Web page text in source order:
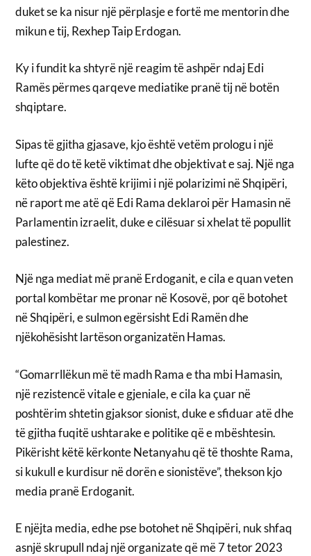
duket se ka nisur një përplasje e fortë me mentorin dhe
mikun e tij, Rexhep Taip Erdogan.
Ky i fundit ka shtyrë një reagim të ashpër ndaj Edi
Ramës përmes qarqeve mediatike pranë tij në botën
shqiptare.
Sipas të gjitha gjasave, kjo është vetëm prologu i një
lufte që do të ketë viktimat dhe objektivat e saj. Një nga
këto objektiva është krijimi i një polarizimi në Shqipëri,
në raport me atë që Edi Rama deklaroi për Hamasin në
Parlamentin izraelit, duke e cilësuar si xhelat të popullit
palestinez.
Një nga mediat më pranë Erdoganit, e cila e quan veten
portal kombëtar me pronar në Kosovë, por që botohet
në Shqipëri, e sulmon egërsisht Edi Ramën dhe
njëkohësisht lartëson organizatën Hamas.
“Gomarrllëkun më të madh Rama e tha mbi Hamasin,
një rezistencë vitale e gjeniale, e cila ka çuar në
poshtërim shtetin gjaksor sionist, duke e sfiduar atë dhe
të gjitha fuqitë ushtarake e politike që e mbështesin.
Pikërisht këtë kërkonte Netanyahu që të thoshte Rama,
si kukull e kurdisur në dorën e sionistëve”, thekson kjo
media pranë Erdoganit.
E njëjta media, edhe pse botohet në Shqipëri, nuk shfaq
asnjë skrupull ndaj një organizate që më 7 tetor 2023